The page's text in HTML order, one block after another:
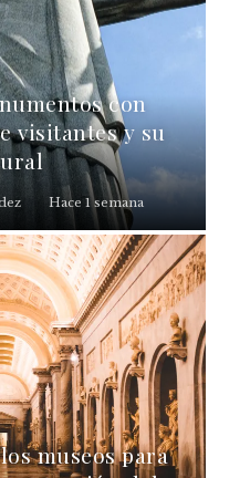
con
visitantes y su
Hace 1 semana
museos para